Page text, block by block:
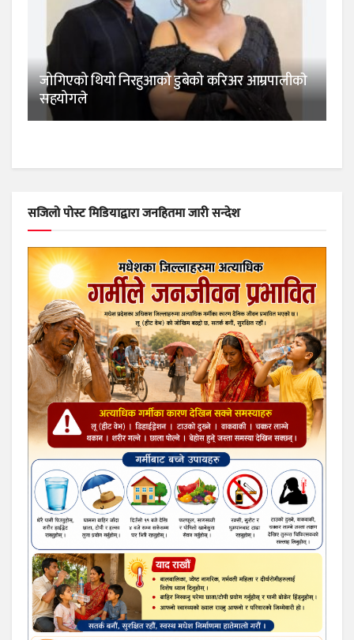
जोगिएको थियो निरहुआको डुबेको करिअर आम्रपालीकाे
सहयोगले
सजिलो पोस्ट मिडियाद्वारा जनहितमा जारी सन्देश